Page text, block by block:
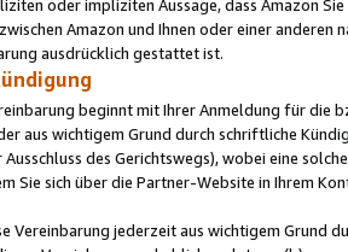
oder impliziten Aussage, dass Amazon
Amazon und Ihnen oder einer
ausdrücklich gestattet ist.
beginnt mit Ihrer Anmeldung für die
aus wichtigem Grund durch schriftliche
des Gerichtswegs), wobei eine
Sie sich über die Partner-Website in Ihrem
Vereinbarung jederzeit aus wichtigem Grund